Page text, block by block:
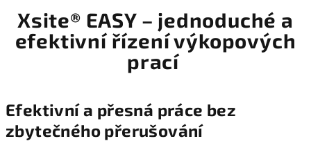
Xsite® EASY – jednoduché a
efektivní řízenívýkopových
prací
Efektivní a přesná práce bez
zbytečného přerušování